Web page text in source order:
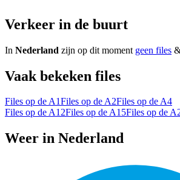
Verkeer in de buurt
In Nederland zijn op dit moment geen files
Vaak bekeken files
Files op de A1Files op de A2Files op de A4
Files op de A12Files op de A15Files op de
Weer in Nederland